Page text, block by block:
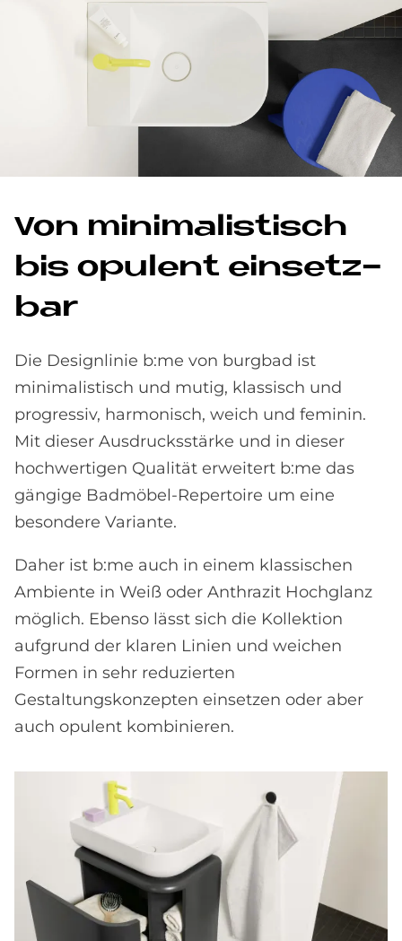
Von mi­ni­ma­li­stisch
bis opu­lent ein­setz­
bar
Die Designlinie b:me von burgbad ist
minimalistisch und mutig, klassisch und
progressiv, harmonisch, weich und feminin.
Mit dieser Ausdrucksstärke und in dieser
hochwertigen Qualität erweitert b:me das
gängige Badmöbel-Repertoire um eine
besondere Variante.
Daher ist b:me auch in einem klassischen
Ambiente in Weiß oder Anthrazit Hochglanz
möglich. Ebenso lässt sich die Kollektion
aufgrund der klaren Linien und weichen
Formen in sehr reduzierten
Gestaltungskonzepten einsetzen oder aber
auch opulent kombinieren.